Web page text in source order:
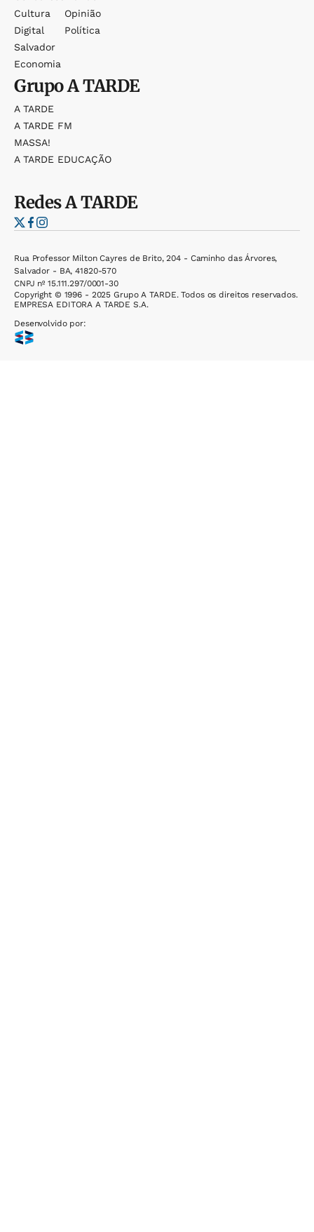
Cultura
Digital
Salvador
Economia
Opinião
Política
GrupoA TARDE
A TARDE
A TARDE FM
MASSA!
A TARDE EDUCAÇÃO
RedesA TARDE
Rua Professor Milton Cayres de Brito, 204 - Caminho das Árvores,
Salvador - BA, 41820-570
CNPJ nº 15.111.297/0001-30
Copyright © 1996 - 2025 Grupo A TARDE. Todos os direitos reservados.
EMPRESA EDITORA A TARDE S.A.
Desenvolvido por: